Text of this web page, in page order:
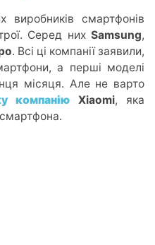
виробників смартфонів
Серед них Samsung,
. Всі ці компанії заявили,
а перші моделі
місяця. Але не варто
компанію Xiaomi, яка